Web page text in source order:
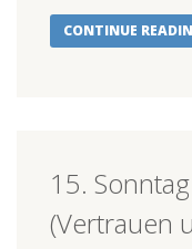
CONTINUE
15.
(Vertrauen